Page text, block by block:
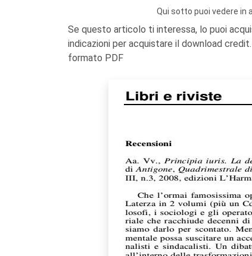
Qui sotto puoi vedere in
Se questo articolo ti interessa, lo puoi
indicazioni per acquistare il download credit.
formato PDF